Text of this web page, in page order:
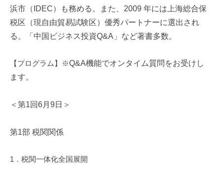
浜市（ IDEC）も務める。また、 2009 年には上海総合保
税区（現自由貿易試験区）優秀パートナーに選出され
る。「中国ビジネス投資Q&A 」など著書多数。
【プログラム】※Q&A機能でオンタイム質問をお受けし
ます。
＜第1回6月 9 日＞
第1部 税関関係
1 ．税関一体化全国展開